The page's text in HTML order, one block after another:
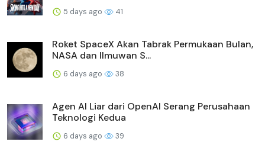
5 days ago 41
Roket SpaceX Akan Tabrak Permukaan Bulan,
NASA dan Ilmuwan S...
6 days ago 38
Agen AI Liar dari OpenAI Serang Perusahaan
Teknologi Kedua
6 days ago 39